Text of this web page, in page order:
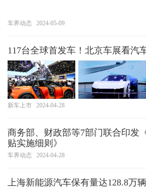
车界动态 2024-05-09
117台全球首发车！北京车展看汽
新车上市 2024-04-28
商务部、财政部等7部门联合印发
贴实施细则》
车界动态 2024-04-28
上海新能源汽车保有量达128.8万